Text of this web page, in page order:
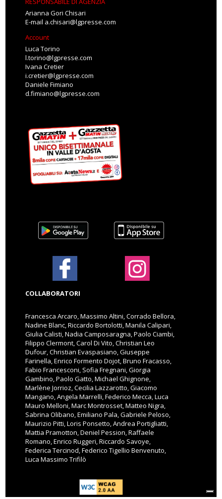
Arianna Gori Chisari
E-mail a.chisari@lgpresse.com
Account
Luca Torino
l.torino@lgpresse.com
Ivana Cretier
i.cretier@lgpresse.com
Daniele Fimiano
d.fimiano@lgpresse.com
COLLABORATORI
Francesca Arcaro, Massimo Altini, Corrado Bellora,
Nadine Blanc, Riccardo Bortolotti, Manila Calipari,
Giulia Calisti, Nadia Camposaragna, Paolo Ciambi,
Filippo Clermont, Carol Di Vito, Christian Leo
Dufour, Christian Evaspasiano, Giuseppe
Farinella, Enrico Formento Dojot, Bruno Fracasso,
Fabio Francesconi, Sofia Fregnani, Giorgia
Gambino, Paolo Gatto, Michael Ghignone,
Marlène Jorrioz, Cecilia Lazzarotto, Giacomo
Mangano, Angela Marrelli, Federico Mecca, Luca
Mauro Melloni, Marc Montrosset, Matteo Nigra,
Sabrina Olibano, Emiliano Pala, Gabriele Peloso,
Maurizio Pitti, Loris Ponsetto, Andrea Portigliatti,
Mattia Pramotton, Deniel Pession, Raffaele
Romano, Enrico Ruggeri, Riccardo Savoye,
Federica Tercinod, Federico Tigellio Benvenuto,
Luca Massimo Trifilò